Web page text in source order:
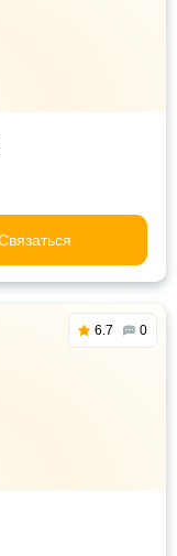
6.7 0